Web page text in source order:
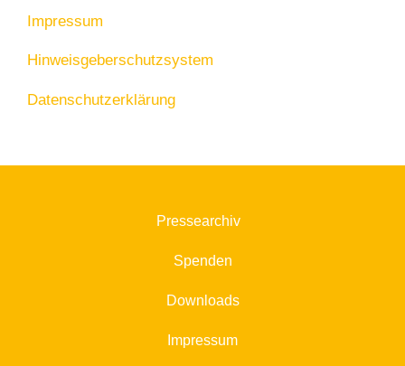
Impressum
Hinweisgeberschutzsystem
Datenschutzerklärung
Pressearchiv
Spenden
Downloads
Impressum